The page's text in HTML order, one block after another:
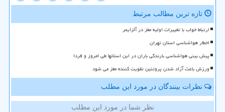
تازه ترین مطالب مرتبط
ارتباط خواب با تغییرات اولیه مغز در آلزایمر
اخطار هواشناسی استان تهران
پیش بینی هواشناسی بارندگی باران در این استانها طی امروز و فردا
ورزش باعث آزاد شدن پروتئین تقویت کننده مغز می شود
نظرات بینندگان در مورد این مطلب
نظر شما در مورد این مطلب